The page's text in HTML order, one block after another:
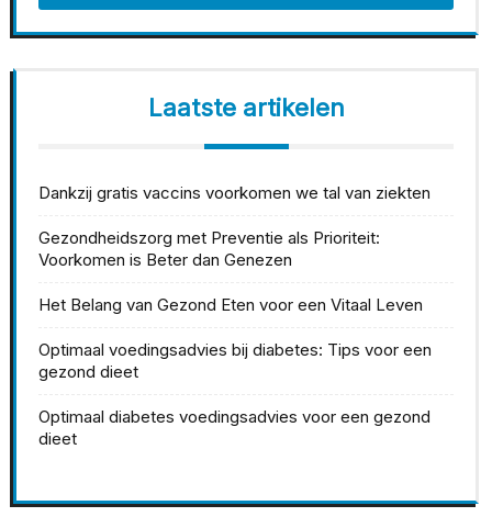
Laatste artikelen
Dankzij gratis vaccins voorkomen we tal van ziekten
Gezondheidszorg met Preventie als Prioriteit:
Voorkomen is Beter dan Genezen
Het Belang van Gezond Eten voor een Vitaal Leven
Optimaal voedingsadvies bij diabetes: Tips voor een
gezond dieet
Optimaal diabetes voedingsadvies voor een gezond
dieet